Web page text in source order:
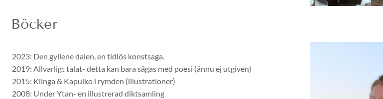
Böcker
2023: Den gyllene dalen, en tidlös konstsaga.
2019: Allvarligt talat- detta kan bara sägas med poesi (ännu ej utgiven)
2015: Klinga & Kapulko i rymden (illustrationer)
2008: Under Ytan- en illustrerad diktsamling